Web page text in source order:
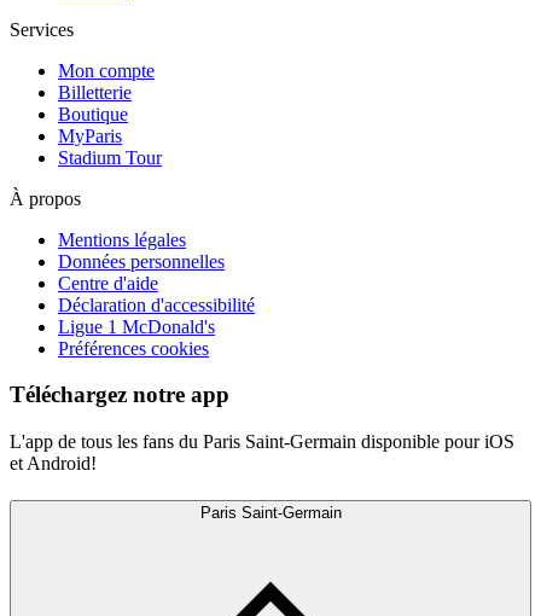
Services
Mon compte
Billetterie
Boutique
MyParis
Stadium Tour
À propos
Mentions légales
Données personnelles
Centre d'aide
Déclaration d'accessibilité
Ligue 1 McDonald's
Préférences cookies
Téléchargez notre app
L'app de tous les fans du Paris Saint-Germain disponible pour iOS
et Android!
Paris Saint-Germain